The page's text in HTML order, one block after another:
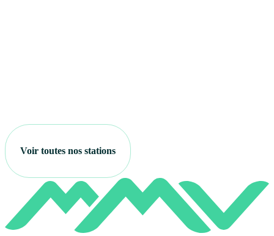
Voir toutes nos stations